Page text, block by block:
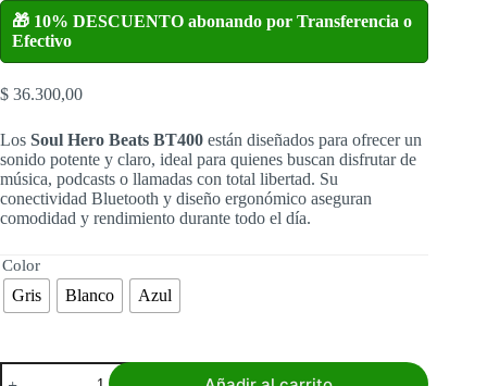
🎁 10% DESCUENTO abonando por Transferencia o
Efectivo
$ 36.300,00
Los Soul Hero Beats BT400 están diseñados para ofrecer un
sonido potente y claro, ideal para quienes buscan disfrutar de
música, podcasts o llamadas con total libertad. Su
conectividad Bluetooth y diseño ergonómico aseguran
comodidad y rendimiento durante todo el día.
Color
Gris Blanco Azul
Auriculares